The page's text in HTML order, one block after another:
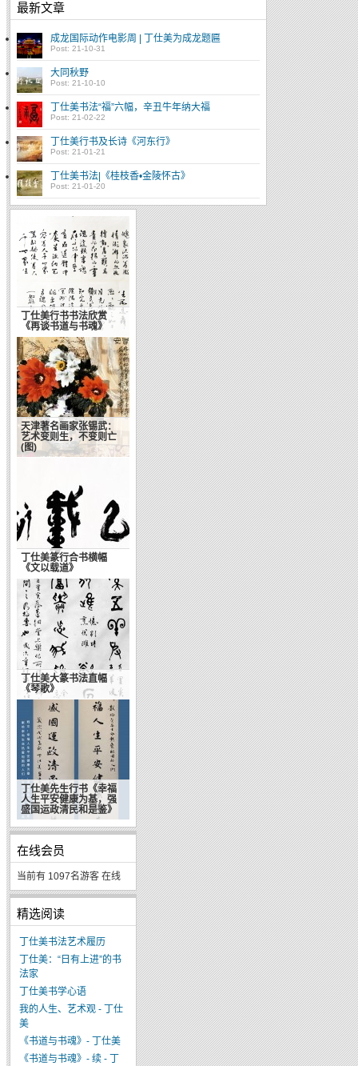
最新文章
成龙国际动作电影周 | 丁仕美为成龙题匾
Post: 21-10-31
大同秋野
Post: 21-10-10
丁仕美书法“福”六幅，辛丑牛年纳大福
Post: 21-02-22
丁仕美行书及长诗《河东行》
Post: 21-01-21
丁仕美书法|《桂枝香•金陵怀古》
Post: 21-01-20
丁仕美行书书法欣赏
《再谈书道与书魂》
天津著名画家张锡武：
艺术变则生，不变则亡
(图)
丁仕美篆行合书横幅
《文以载道》
丁仕美大篆书法直幅
《琴歌》
丁仕美先生行书《幸福
人生平安健康为基，强
盛国运政清民和是鉴》
在线会员
当前有 1097名游客 在线
精选阅读
丁仕美书法艺术履历
丁仕美：“日有上进”的书
法家
丁仕美书学心语
我的人生、艺术观 - 丁仕
美
《书道与书魂》- 丁仕美
《书道与书魂》- 续 - 丁